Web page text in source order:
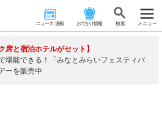
ニュース･連載 おでかけ情報 検 索 メニュー
席と宿泊ホテルがセット】
堪能できる！「みなとみらいフェスティバ
ーを販売中